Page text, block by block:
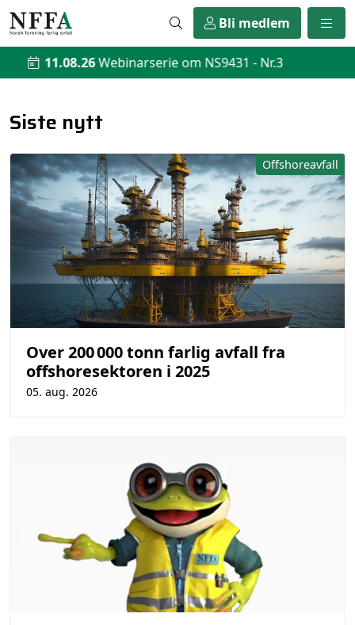
Bli medlem
om NS9431 - Nr.3
Siste nytt
Offshoreavfall
Over 200 000 tonn farlig avfall fra
offshoresektoren i 2025
05. aug. 2026